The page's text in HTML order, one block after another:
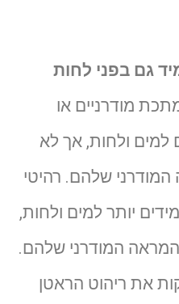
גם בפני לחות
מודרניים או
למים ולחות, אך לא
שלהם. רהיטי
יותר למים ולחות,
המודרני שלהם.
את ריהוט הראטן